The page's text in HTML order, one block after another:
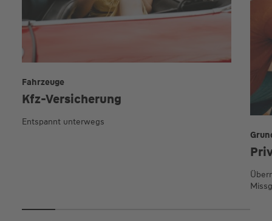
Kfz-Versicherung
Fahrzeuge
Entspannt unterwegs